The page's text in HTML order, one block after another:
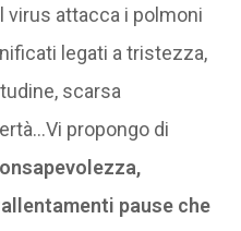
virus attacca i polmoni
legati a tristezza,
scarsa
propongo di
pause che